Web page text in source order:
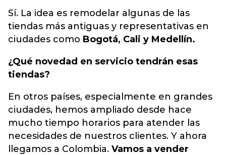
Sí. La idea es remodelar algunas de las
tiendas más antiguas y representativas en
ciudades como Bogotá, Cali y Medellín.
¿Qué novedad en servicio tendrán esas
tiendas?
En otros países, especialmente en grandes
ciudades, hemos ampliado desde hace
mucho tiempo horarios para atender las
necesidades de nuestros clientes. Y ahora
llegamos a Colombia. Vamos a vender